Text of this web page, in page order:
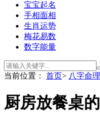
宝宝起名
手相面相
生肖运势
梅花易数
数字能量
当前位置： 首页> 八字命理
厨房放餐桌